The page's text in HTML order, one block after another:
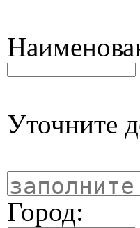
Уточните
Город: